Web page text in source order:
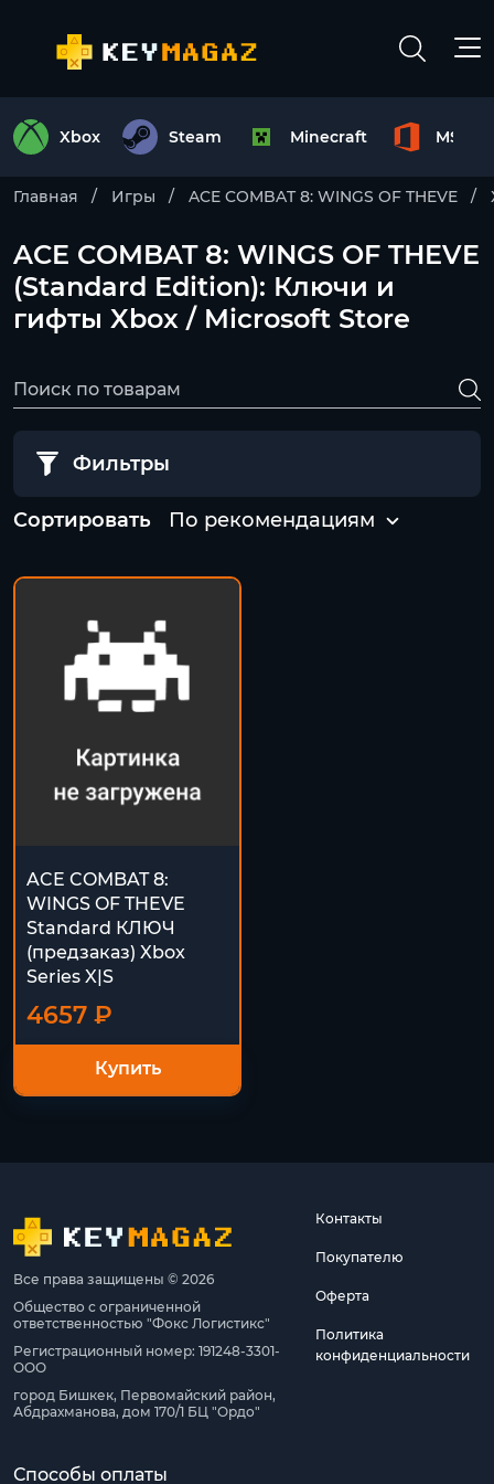
Xbox Steam Minecraft MS
Главная Игры ACE COMBAT 8: WINGS OF THEVE
ACE COMBAT 8: WINGS OF THEVE
(Standard Edition): Ключи и
гифты Xbox / Microsoft Store
Фильтры
Сортировать По рекомендациям
ACE COMBAT 8:
WINGS OF THEVE
Standard КЛЮЧ
(предзаказ) Xbox
Series X|S
4657 ₽
Купить
Все права защищены © 2026
Общество с ограниченной
ответственностью "Фокс Логистикс"
Регистрационный номер: 191248-3301-
ООО
город Бишкек, Первомайский район,
Абдрахманова, дом 170/1 БЦ "Ордо"
Контакты
Покупателю
Оферта
Политика
конфиденциальности
Способы оплаты